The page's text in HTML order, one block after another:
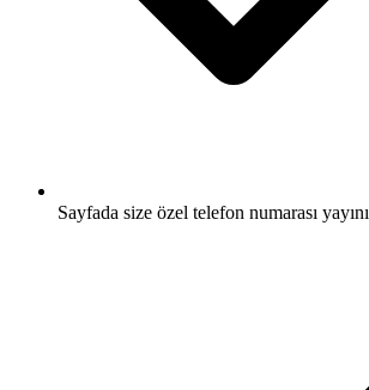
Sayfada size özel telefon numarası yayını